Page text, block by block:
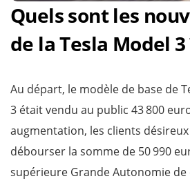
Quels sont les
de la Tesla Model 3
Au départ, le modèle de base de
3 était vendu au public 43 800
augmentation, les clients
débourser la somme de 50 990
supérieure Grande Autonomie de